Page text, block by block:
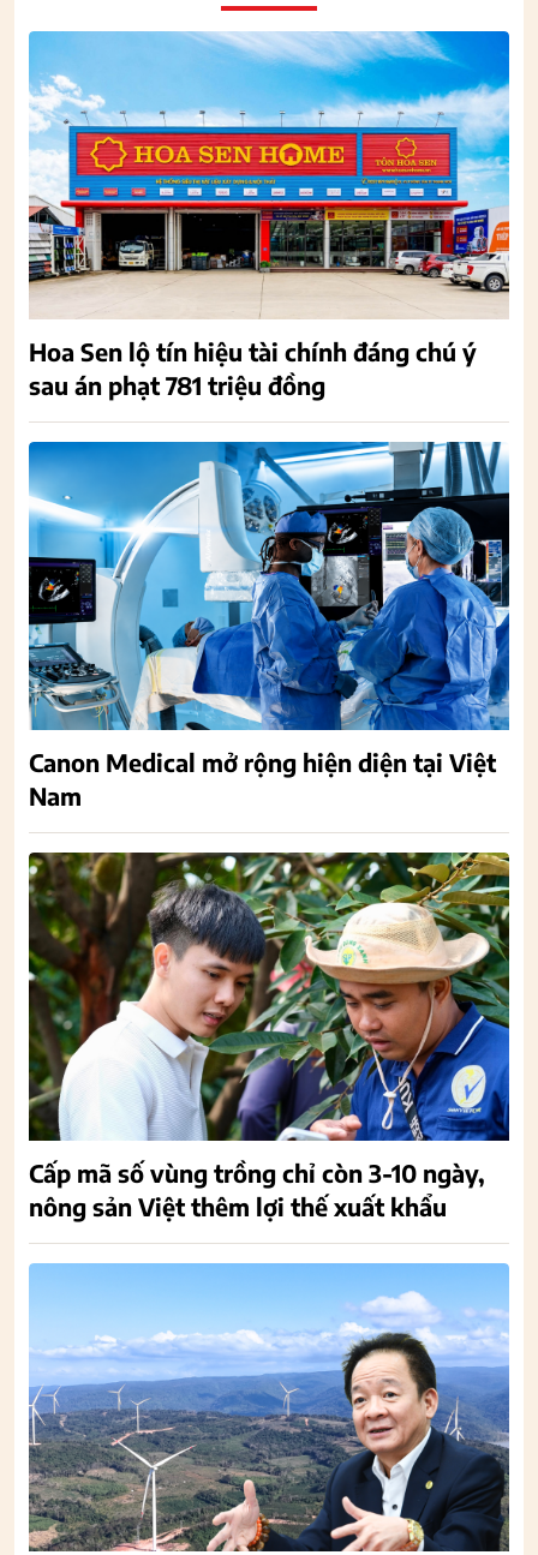
Hoa Sen lộ tín hiệu tài chính đáng chú ý
sau án phạt 781 triệu đồng
Canon Medical mở rộng hiện diện tại Việt
Nam
Cấp mã số vùng trồng chỉ còn 3-10 ngày,
nông sản Việt thêm lợi thế xuất khẩu